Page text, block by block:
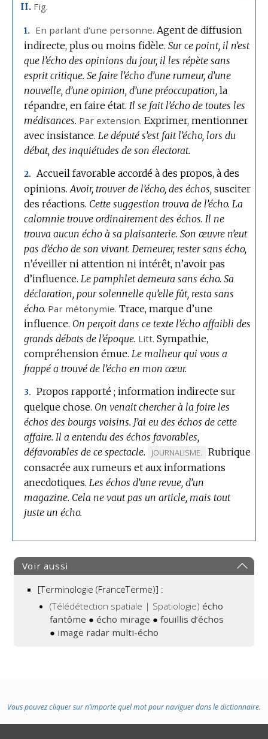
II. Fig.
1. En parlant d’une personne. Agent de diffusion
indirecte, plus ou moins fidèle. Sur ce point, il n’est
que l’écho des opinions du jour, il les répète sans
esprit critique. Se faire l’écho d’une rumeur, d’une
nouvelle, d’une opinion, d’une préoccupation, la
répandre, en faire état. Il se fait l’écho de toutes les
médisances. Par extension. Exprimer, mentionner
avec insistance. Le député s’est fait l’écho, lors du
débat, des inquiétudes de son électorat.
2.
Accueil favorable accordé à des propos, à des
opinions. Avoir, trouver de l’écho, des échos, susciter
des réactions. Cette suggestion trouva de l’écho. La
calomnie trouve ordinairement des échos. Il ne
trouva aucun écho à sa plaisanterie. Son œuvre n’eut
pas d’écho de son vivant. Demeurer, rester sans écho,
n’éveiller ni attention ni intérêt, n’avoir pas
d’influence. Le pamphlet demeura sans écho. Sa
déclaration, pour solennelle qu’elle fût, resta sans
écho. Par métonymie. Trace, marque d’une
influence. On perçoit dans ce texte l’écho affaibli des
grands débats de l’époque. Litt. Sympathie,
compréhension émue. Le malheur qui vous a
frappé a trouvé de l’écho en mon cœur.
3. Propos rapporté ; information indirecte sur
quelque chose. On venait chercher à la foire les
échos des bourgs voisins. J’ai eu des échos de cette
affaire. Il a entendu des échos favorables,
défavorables de ce spectacle.
MARQUE
DE
DOMAINE
:
JOURNALISME.
Rubrique
consacrée aux rumeurs et aux informations
anecdotiques. Les échos d’une revue, d’un
magazine. Cela ne vaut pas un article, mais tout
juste un écho.
Voir aussi
[Terminologie (FranceTerme)] :
(Télédétection spatiale | Spatiologie)écho
fantôme ●écho mirage ●fouillis d’échos
● image radar multi-écho
Vous pouvez cliquer sur n’importe quel mot pour naviguer dans le dictionnaire.